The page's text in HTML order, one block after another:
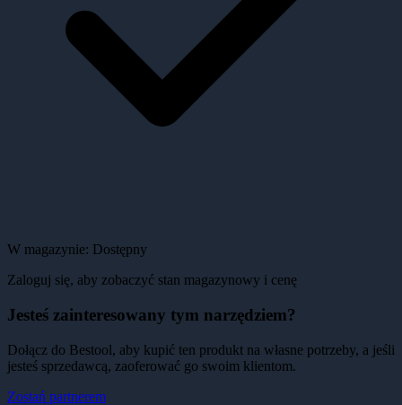
W magazynie: Dostępny
Zaloguj się, aby zobaczyć stan magazynowy i cenę
Jesteś zainteresowany tym narzędziem?
Dołącz do Bestool, aby kupić ten produkt na własne potrzeby, a jeśli
jesteś sprzedawcą, zaoferować go swoim klientom.
Zostań partnerem